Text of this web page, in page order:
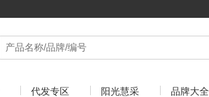
代发专区 阳光慧采 品牌大全